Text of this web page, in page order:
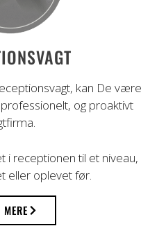
kan De være
og proaktivt
i receptionen til et niveau,
eller oplevet før.